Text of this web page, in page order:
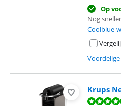
Op
Nog
Coolblue-
Krups
Beoordeling is 8,6 van de 10,